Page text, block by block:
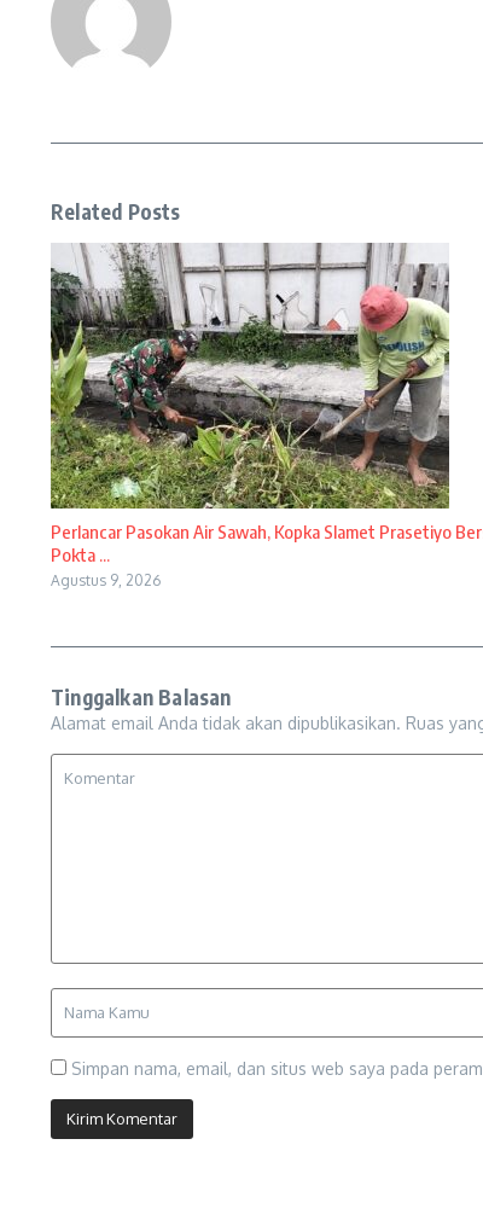
Related Posts
Perlancar Pasokan Air Sawah, Kopka Slamet Prasetiyo
Pokta ...
Agustus 9, 2026
Tinggalkan Balasan
Alamat email Anda tidak akan dipublikasikan. Ruas
Simpan nama, email, dan situs web saya pada